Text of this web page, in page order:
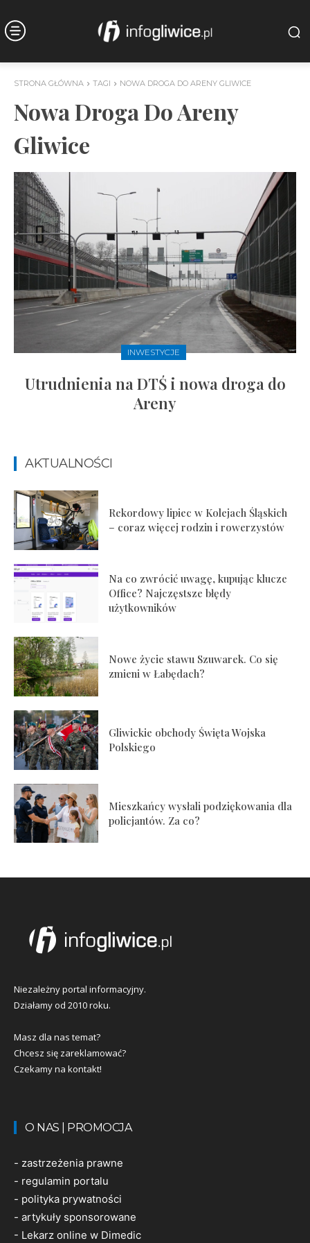
STRONA GŁÓWNA TAGI NOWA DROGA DO ARENY GLIWICE
Nowa Droga Do Areny
Gliwice
INWESTYCJE
Utrudnienia na DTŚ i nowa droga do
Areny
AKTUALNOŚCI
Rekordowy lipiec w Kolejach Śląskich
– coraz więcej rodzin i rowerzystów
Na co zwrócić uwagę, kupując klucze
Office? Najczęstsze błędy
użytkowników
Nowe życie stawu Szuwarek. Co się
zmieni w Łabędach?
Gliwickie obchody Święta Wojska
Polskiego
Mieszkańcy wysłali podziękowania dla
policjantów. Za co?
Niezależny portal informacyjny.
Działamy od 2010 roku.
Masz dla nas temat?
Chcesz się zareklamować?
Czekamy na kontakt!
O NAS | PROMOCJA
- zastrzeżenia prawne
- regulamin portalu
- polityka prywatności
- artykuły sponsorowane
- Lekarz online w Dimedic